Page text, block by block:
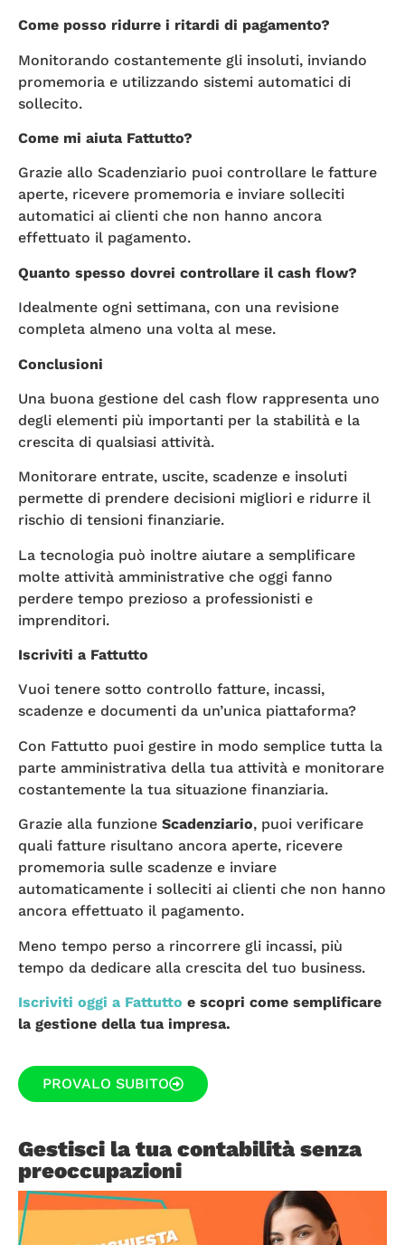
Come posso ridurre i ritardi di pagamento?
Monitorando costantemente gli insoluti, inviando
promemoria e utilizzando sistemi automatici di
sollecito.
Come mi aiuta Fattutto?
Grazie allo Scadenziario puoi controllare le fatture
aperte, ricevere promemoria e inviare solleciti
automatici ai clienti che non hanno ancora
effettuato il pagamento.
Quanto spesso dovrei controllare il cash flow?
Idealmente ogni settimana, con una revisione
completa almeno una volta al mese.
Conclusioni
Una buona gestione del cash flow rappresenta uno
degli elementi più importanti per la stabilità e la
crescita di qualsiasi attività.
Monitorare entrate, uscite, scadenze e insoluti
permette di prendere decisioni migliori e ridurre il
rischio di tensioni finanziarie.
La tecnologia può inoltre aiutare a semplificare
molte attività amministrative che oggi fanno
perdere tempo prezioso a professionisti e
imprenditori.
Iscriviti a Fattutto
Vuoi tenere sotto controllo fatture, incassi,
scadenze e documenti da un’unica piattaforma?
Con Fattutto puoi gestire in modo semplice tutta la
parte amministrativa della tua attività e monitorare
costantemente la tua situazione finanziaria.
Grazie alla funzione Scadenziario, puoi verificare
quali fatture risultano ancora aperte, ricevere
promemoria sulle scadenze e inviare
automaticamente i solleciti ai clienti che non hanno
ancora effettuato il pagamento.
Meno tempo perso a rincorrere gli incassi, più
tempo da dedicare alla crescita del tuo business.
Iscriviti oggi a Fattutto e scopri come semplificare
la gestione della tua impresa.
PROVALO SUBITO
Gestisci la tua contabilità senza
preoccupazioni